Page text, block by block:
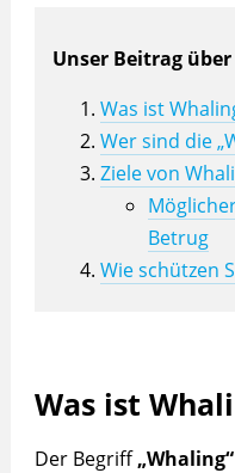
Unser Beitrag
Was ist
Wer sind die
Ziele von
Betrug
Wie schützen
Was ist
Der Begriff„Whaling“